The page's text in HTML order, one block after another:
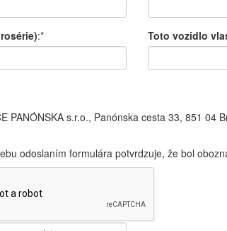
:* Toto vozidlo
PANÓNSKA s.r.o., Panónska cesta 33, 851 04
odoslaním formulára potvrdzuje, že bol